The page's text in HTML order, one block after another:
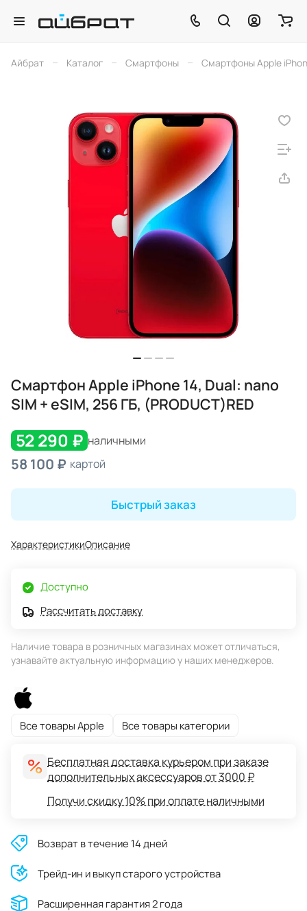
Айбрат – Каталог – Смартфоны – Смартфоны Apple
Смартфон Apple iPhone 14, Dual: nano
SIM + eSIM, 256 ГБ, (PRODUCT)RED
52 290 ₽ наличными
58 100 ₽ картой
Быстрый заказ
ХарактеристикиОписание
Доступно
Рассчитать доставку
Наличие товара в розничных магазинах может отличаться,
узнавайте актуальную информацию у наших менеджеров.
Все товары Apple Все товары категории
Бесплатная доставка курьером при заказе
дополнительных аксессуаров от 3000 ₽
Получи скидку 10% при оплате наличными
Возврат в течение 14 дней
Трейд-ин и выкуп старого устройства
Расширенная гарантия 2 года